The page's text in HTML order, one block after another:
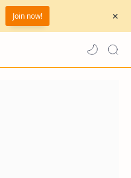
Join now!